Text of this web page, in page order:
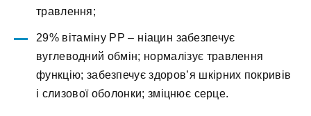
травлення;
29% вітаміну РР – ніацин забезпечує
вуглеводний обмін; нормалізує травлення
функцію; забезпечує здоров’я шкірних покривів
і слизової оболонки; зміцнює серце.